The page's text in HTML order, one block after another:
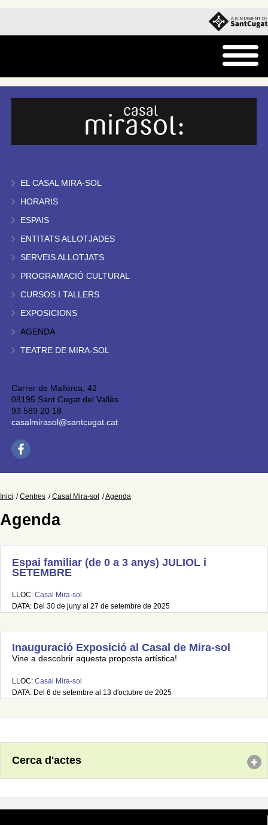
EL CASAL MIRA-SOL
HORARIS
ESPAIS
ENTITATS ALLOTJADES
SERVEIS ALLOTJATS
PROGRAMACIÓ CULTURAL
CURSOS I TALLERS
EXPOSICIONS
AGENDA
TEATRE DE MIRA-SOL
Carrer de Mallorca, 42
08195 Sant Cugat del Vallès
93 589 20 18
casalmirasol@santcugat.cat
Inici Centres Casal Mira-sol Agenda
Agenda
Espai familiar (de 0 a 3 anys) JULIOL i
SETEMBRE
LLOC: Casal Mira-sol
DATA: Del 30 de juny al 27 de setembre de 2025
Inauguració Exposició al Casal de Mira-sol
Vine a descobrir aquesta proposta artística!
LLOC: Casal Mira-sol
DATA: Del 6 de setembre al 13 d'octubre de 2025
Cerca d'actes